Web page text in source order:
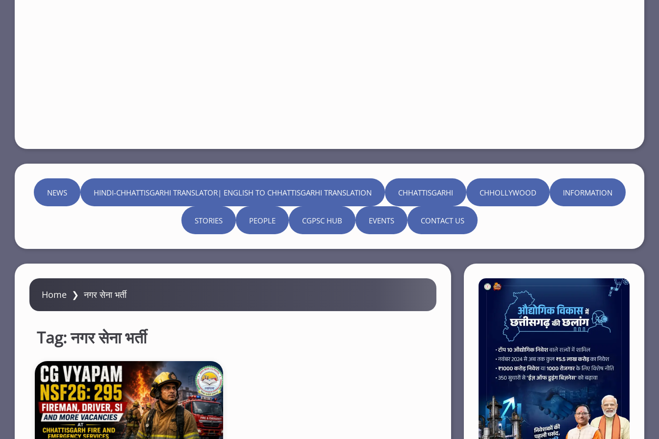
NEWS HINDI-CHHATTISGARHI TRANSLATOR| ENGLISH TO CHHATTISGARHI TRANSLATION CHHATTISGARHI CHHOLLYWOOD INFORMATION
STORIES PEOPLE CGPSC HUB EVENTS CONTACT US
Home ❯नगर सेना भर्ती
Tag:नगर सेना भर्ती